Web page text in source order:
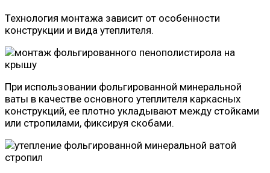
Технология монтажа зависит от особенности
конструкции и вида утеплителя.
При использовании фольгированной минеральной
ваты в качестве основного утеплителя каркасных
конструкций, ее плотно укладывают между стойками
или стропилами, фиксируя скобами.